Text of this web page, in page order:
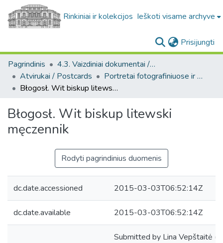
Rinkiniai ir kolekcijos Ieškoti visame archyve
Prisijungti
Pagrindinis
4.3. Vaizdiniai dokumentai / Visual documents
Atvirukai / Postcards
Portretai fotografiniuose ir meniniuose atvirukuose [1905-1996] / Portraits on photo and art postcards [1905-1996]
Błogosł. Wit biskup litewski męczennik
Błogosł. Wit biskup litewski
męczennik
Rodyti pagrindinius duomenis
dc.date.accessioned 2015-03-03T06:52:14Z
dc.date.available 2015-03-03T06:52:14Z
Submitted by Lina Vepštaitė